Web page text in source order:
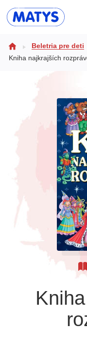
Doplnkový sortiment
Populárno - náučné
Výchova a pedagogika
Beletria pre deti
Kniha najkrajších